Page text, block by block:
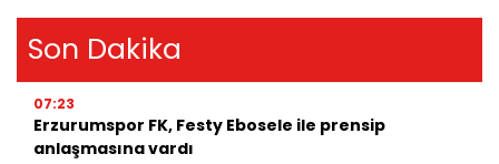
Son Dakika
07:23
Erzurumspor FK, Festy Ebosele ile prensip
anlaşmasına vardı